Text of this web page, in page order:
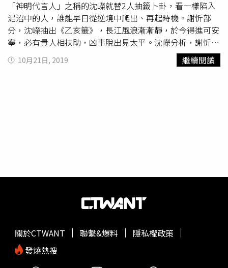
然險勝，但街頭和媒體民調怎會兩樣情？人人霧裡看花，綠
營得意洋洋認定穩操勝算，不知多數挺韓選民已轉為「沉默
螺旋」者。傳播學中「沉默螺旋」理論指出，少數人若是強
勢表達自己想法和觀點，往往會造成聲量不成比例擴散，讓
人產生錯覺，以為這是主流觀點；相反的，占多數人們保持
沉默，造成另一方勢力看似增強，如此迴圈往複，便形成少
「神明代言人」之稱的沈嶸就替2人抽籤卜卦，看一樣陷入
泥沼中的人，誰能早日從逆境中爬出、再起時機。謝忻部
分，沈嶸抽出《乙亥籤》，長江風浪漸漸靜，於今得進可安
寧，必有貴人相扶助，凶事脫出見太平。沈嶸分析，謝忻平
時有行善積德，加上之前主持節目常入廟宇，福分相當高，
因此遇到凶險的事情比起王瞳更能逢凶化吉，還會有貴人相
前處在「頭過身已過」的狀態，而王瞳還身陷在風暴中，情
要保有演戲功力，永遠都能有飯吃。
10月21日, 2019 繼續閱讀
關於CTWANT 聯繫&爆料
隱私權政策
發燒熱搜